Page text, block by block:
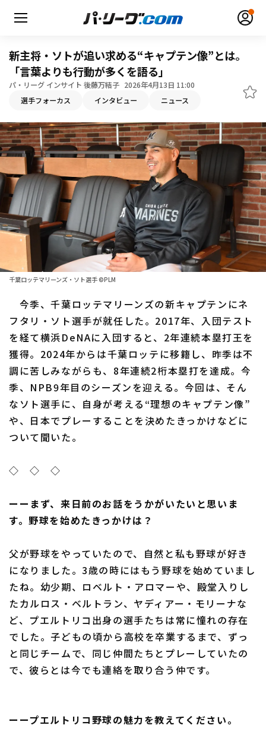
無料アカウント登録 ログイン
HOME
動画
日程・結果
順位表･成績
1軍公式戦
ファーム東地区
ファーム中地区
交流戦
選手名鑑
北海道日本ハムファイターズ
東北楽天ゴールデンイーグルス
埼玉西武ライオンズ
千葉ロッテマリーンズ
オリックス・バファローズ
福岡ソフトバンクホークス
設定
プライバシーポリシー
運営会社（別ウィンドウで開く） よくある質問
特定商取引法の表示 アルバイト募集 （別ウィンドウで開く
新主将・ソトが追い求める“キャプテン像”とは。
「言葉よりも行動が多くを語る」
パ・リーグ インサイト 後藤万結子 2026年4月13日 11:00
選手フォーカス インタビュー ニュース
千葉ロッテマリーンズ・ソト選手 ©PLM
今季、千葉ロッテマリーンズの新キャプテンにネ
フタリ・ソト選手が就任した。2017年、入団テスト
を経て横浜DeNAに入団すると、2年連続本塁打王を
獲得。2024年からは千葉ロッテに移籍し、昨季は不
調に苦しみながらも、8年連続2桁本塁打を達成。今
季、NPB9年目のシーズンを迎える。今回は、そん
なソト選手に、自身が考える“理想のキャプテン像”
や、日本でプレーすることを決めたきっかけなどに
ついて聞いた。
◇ ◇ ◇
ーーまず、来日前のお話をうかがいたいと思いま
す。野球を始めたきっかけは？
父が野球をやっていたので、自然と私も野球が好き
になりました。3歳の時にはもう野球を始めていまし
たね。幼少期、ロベルト・アロマーや、殿堂入りし
たカルロス・ベルトラン、ヤディアー・モリーナな
ど、プエルトリコ出身の選手たちは常に憧れの存在
でした。子どもの頃から高校を卒業するまで、ずっ
と同じチームで、同じ仲間たちとプレーしていたの
で、彼らとは今でも連絡を取り合う仲です。
ーープエルトリコ野球の魅力を教えてください。